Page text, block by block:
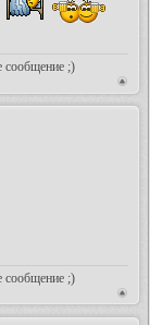
сообщение ;)
сообщение ;)